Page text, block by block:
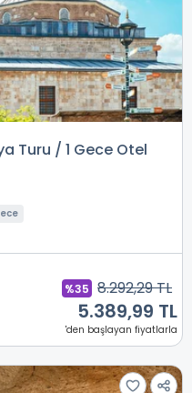
Turu / 1 Gece Otel
%35 8.292,29 TL
5.389,99 TL
'den başlayan fiyatlarla